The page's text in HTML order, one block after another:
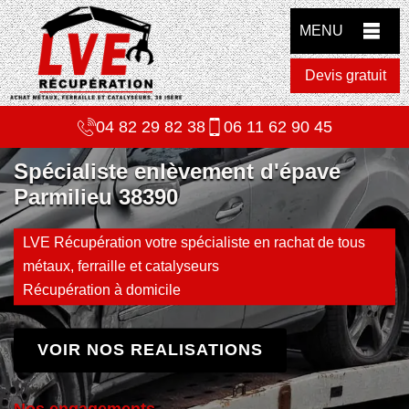
MENU
Devis gratuit
04 82 29 82 38 06 11 62 90 45
Spécialiste enlèvement d'épave
Parmilieu 38390
LVE Récupération votre spécialiste en rachat de tous
métaux, ferraille et catalyseurs
Récupération à domicile
VOIR NOS REALISATIONS